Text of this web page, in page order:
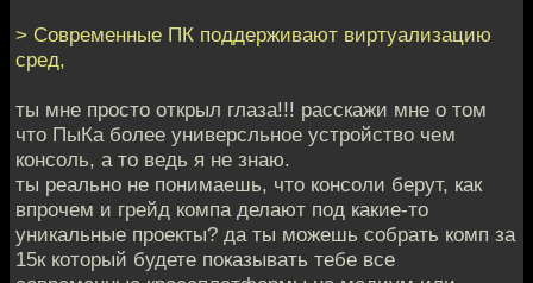
> Современные ПК поддерживают виртуализацию
сред,
ты мне просто открыл глаза!!! расскажи мне о том
что ПыКа более универсльное устройство чем
консоль, а то ведь я не знаю.
ты реально не понимаешь, что консоли берут, как
впрочем и грейд компа делают под какие-то
уникальные проекты? да ты можешь собрать комп за
15к который будете показывать тебе все